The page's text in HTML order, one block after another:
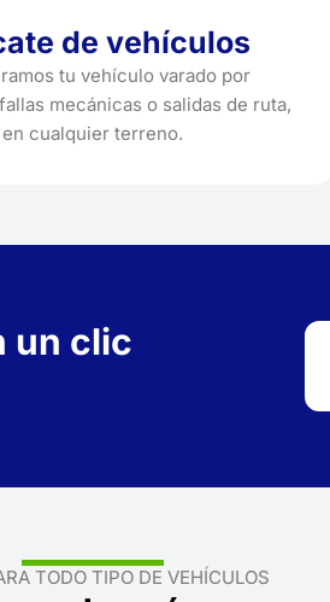
de vehículos
tu vehículo varado por
mecánicas o salidas de ruta,
en cualquier terreno.
un clic
TODO TIPO DE VEHÍCULOS